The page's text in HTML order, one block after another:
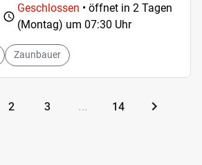
Geschlossen • öffnet in 2 Tagen
(Montag) um 07:30 Uhr
Zaunbauer
2 3 ... 14